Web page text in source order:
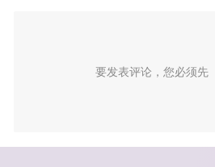
要发表评论，您必须先